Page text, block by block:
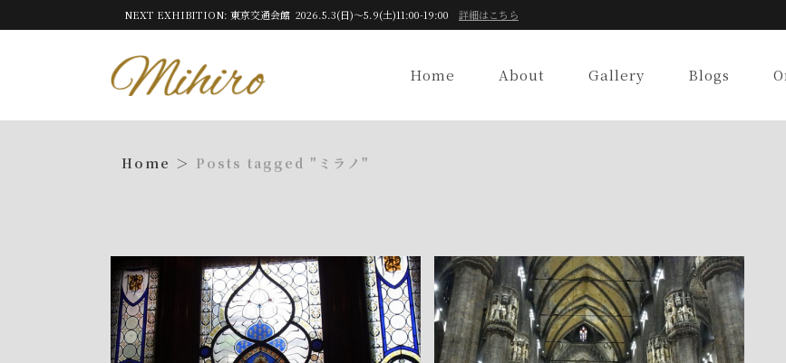
NEXT EXHIBITION: 東京交通会館 2026.5.3(日)～5.9(土)11:00-19:00 詳細はこちら
Home About Gallery Blogs
Posts tagged "ミラノ"